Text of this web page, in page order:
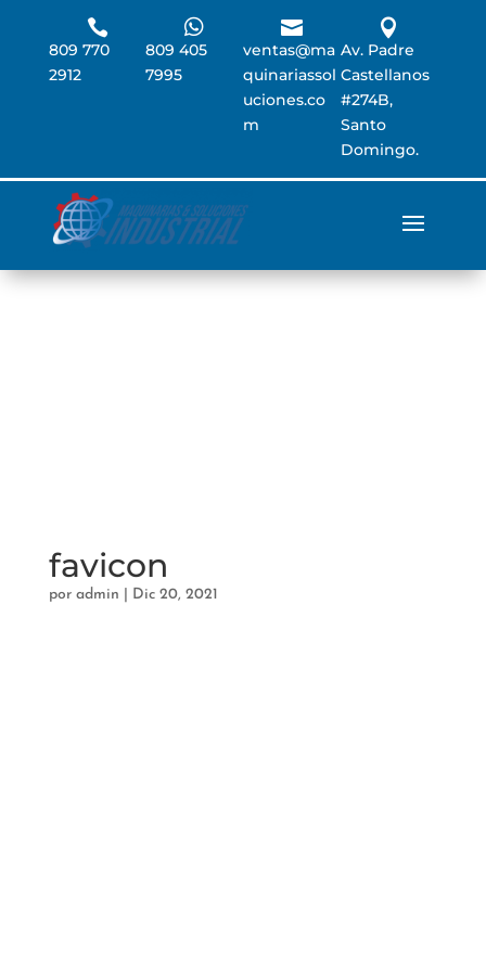

809 770
2912

809 405
7995

ventas@ma
quinariassol
uciones.co
m

Av. Padre
Castellanos
#274B,
Santo
Domingo.
favicon
por admin Dic 20, 2021